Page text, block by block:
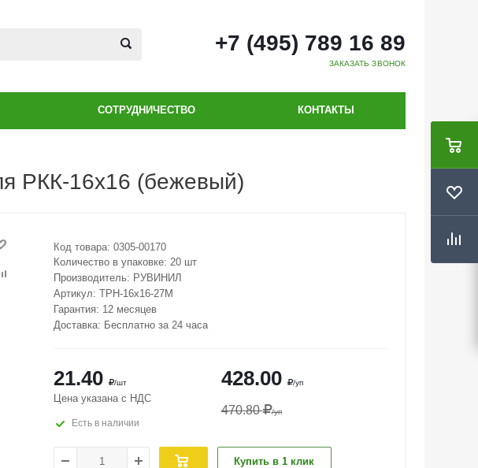
+7 (495) 789 16 89
ЗАКАЗАТЬ ЗВОНОК
СОТРУДНИЧЕСТВО КОНТАКТЫ
РКК-16х16 (бежевый)
Код товара: 0305-00170
Количество в упаковке: 20 шт
Производитель: РУВИНИЛ
Артикул: ТРН-16х16-27М
Гарантия: 12 месяцев
Доставка: Бесплатно за 24 часа
428.00 /уп
470.80 /уп
21.40 /шт
Цена указана с НДС
Есть в наличии
Купить в 1 клик